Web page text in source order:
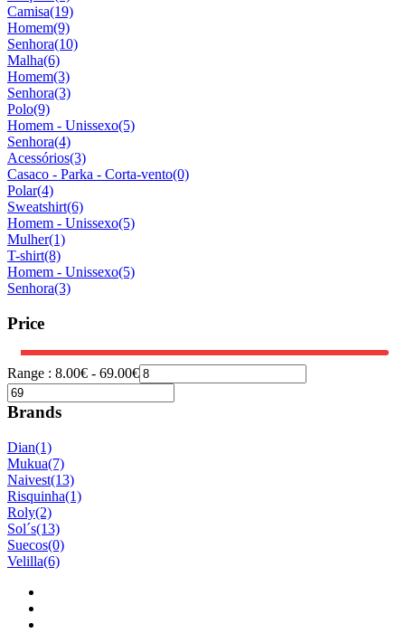
Camisa(19)
Homem(9)
Senhora(10)
Malha(6)
Homem(3)
Senhora(3)
Polo(9)
Homem - Unissexo(5)
Senhora(4)
Acessórios(3)
Casaco - Parka - Corta-vento(0)
Polar(4)
Sweatshirt(6)
Homem - Unissexo(5)
Mulher(1)
T-shirt(8)
Homem - Unissexo(5)
Senhora(3)
Price
Range : 8.00€ - 69.00€
Brands
Dian(1)
Mukua(7)
Naivest(13)
Risquinha(1)
Roly(2)
Sol´s(13)
Suecos(0)
Velilla(6)